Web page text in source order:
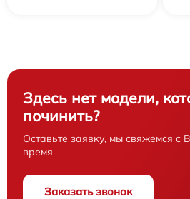
Здесь нет модели,
починить?
Оставьте заявку, мы свяжемся с
время
Заказать звонок